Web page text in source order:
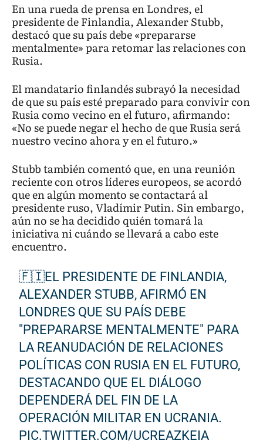
En una rueda de prensa en Londres, el
presidente de Finlandia, Alexander Stubb,
destacó que su país debe «prepararse
mentalmente» para retomar las relaciones con
Rusia.
El mandatario finlandés subrayó la necesidad
de que su país esté preparado para convivir con
Rusia como vecino en el futuro, afirmando:
«No se puede negar el hecho de que Rusia será
nuestro vecino ahora y en el futuro.»
Stubb también comentó que, en una reunión
reciente con otros líderes europeos, se acordó
que en algún momento se contactará al
presidente ruso, Vladímir Putin. Sin embargo,
aún no se ha decidido quién tomará la
iniciativa ni cuándo se llevará a cabo este
encuentro.
🇫🇮EL PRESIDENTE DE FINLANDIA,
ALEXANDER STUBB, AFIRMÓ EN
LONDRES QUE SU PAÍS DEBE
"PREPARARSE MENTALMENTE" PARA
LA REANUDACIÓN DE RELACIONES
POLÍTICAS CON RUSIA EN EL FUTURO,
DESTACANDO QUE EL DIÁLOGO
DEPENDERÁ DEL FIN DE LA
OPERACIÓN MILITAR EN UCRANIA.
PIC.TWITTER.COM/UCREAZKEIA